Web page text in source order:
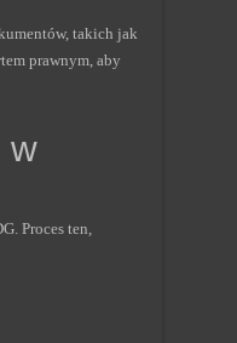
takich jak
prawnym, aby
w
Proces ten,